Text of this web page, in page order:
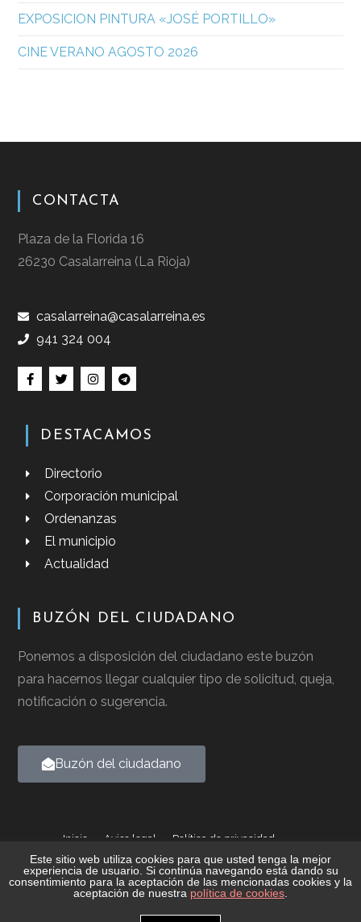
EXPOSICION PINTURA «JOSÉ PORTILLO»
CINE VERANO AGOSTO 2026
CONTACTA
Plaza de la Florida 16
26230 Casalarreina (La Rioja)
casalarreina@casalarreina.es
941 324 004
DESTACAMOS
Directorio
Corporación municipal
Ordenanzas
El municipio
Actualidad
BUZÓN DEL CIUDADANO
Ponemos a disposición del ciudadano este buzón
para hacernos llegar cualquier tipo de solicitud, queja,
notificación o sugerencia.
Buzón del ciudadano
Inicio Aviso legal
Política de privacidad
Política de cookies
2026 © Ayuntamiento de Casalarreina - Todos los derechos
reservados
Este sitio web utiliza cookies para que usted tenga la mejor
experiencia de usuario. Si continúa navegando está dando su
consentimiento para la aceptación de las mencionadas cookies y la
aceptación de nuestra política de cookies